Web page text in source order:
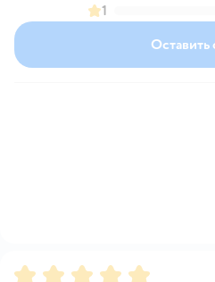
1
Оставить
Рейтинг:5